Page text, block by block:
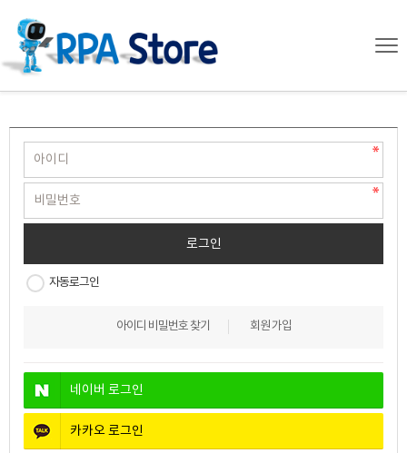
자동로그인
아이디 비밀번호 찾기 회원 가입
네이버 로그인
카카오로그인